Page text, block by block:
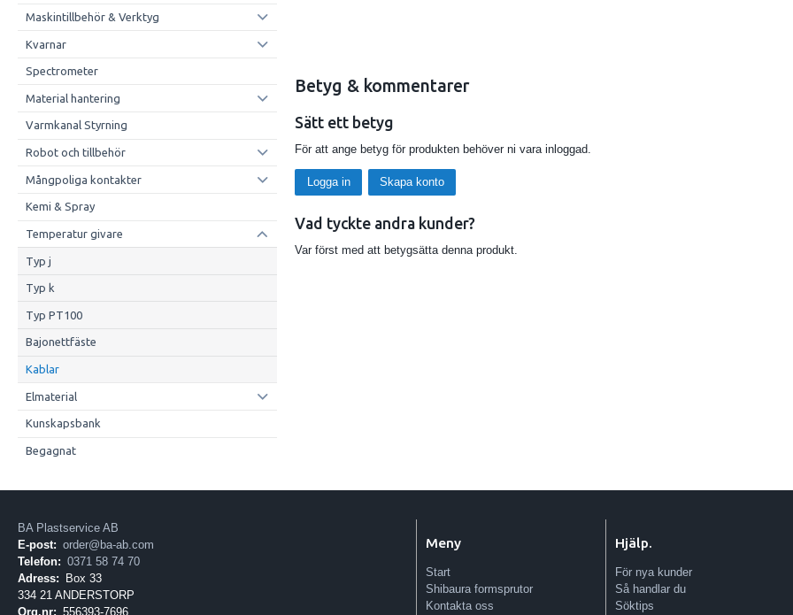
Maskintillbehör & Verktyg
Kvarnar
Spectrometer
Material hantering
Varmkanal Styrning
Robot och tillbehör
Mångpoliga kontakter
Kemi & Spray
Temperatur givare
Typ j
Typ k
Typ PT100
Bajonettfäste
Kablar
Elmaterial
Kunskapsbank
Begagnat
Betyg & kommentarer
Sätt ett betyg
För att ange betyg för produkten behöver ni vara inloggad.
Logga in Skapa konto
Vad tyckte andra kunder?
Var först med att betygsätta denna produkt.
BA Plastservice AB
E-post: order@ba-ab.com
Telefon: 0371 58 74 70
Adress: Box 33
334 21 ANDERSTORP
Org.nr: 556393-7696
Meny
Start
Shibaura formsprutor
Kontakta oss
Hjälp.
För nya kunder
Så handlar du
Söktips